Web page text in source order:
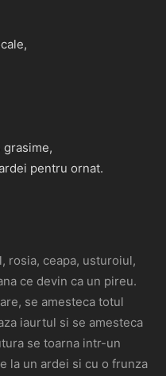
grasime,
pentru ornat.
rosia, ceapa, usturoiul,
ce devin ca un pireu.
se amesteca totul
iaurtul si se amesteca
se toarna intr-un
la un ardei si cu o frunza